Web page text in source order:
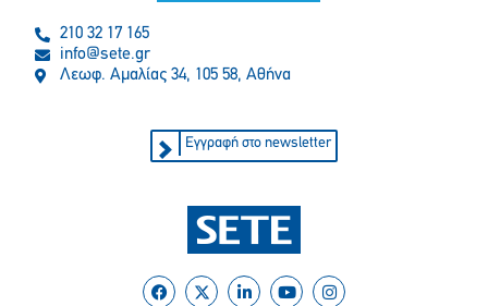
210 32 17 165
info@sete.gr
Λεωφ. Αμαλίας 34, 105 58, Αθήνα
Εγγραφή στο newsletter